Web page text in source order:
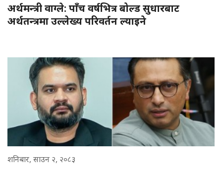
अर्थमन्त्री वाग्ले: पाँच वर्षभित्र बोल्ड सुधारबाट
अर्थतन्त्रमा उल्लेख्य परिवर्तन ल्याइने
शनिबार, साउन २, २०८३